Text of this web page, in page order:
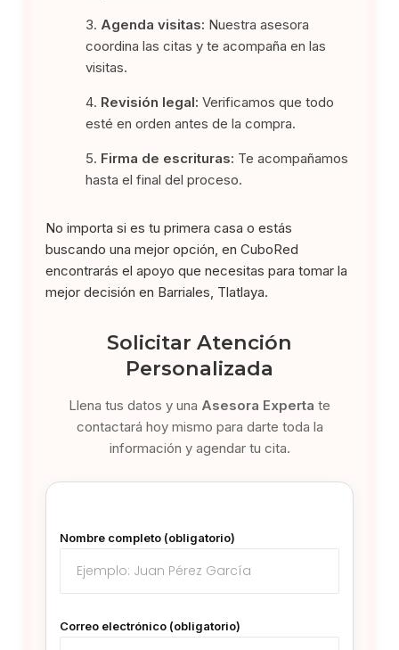
Agenda visitas: Nuestra asesora
coordina las citas y te acompaña en las
visitas.
Revisión legal: Verificamos que todo
esté en orden antes de la compra.
Firma de escrituras: Te acompañamos
hasta el final del proceso.
No importa si es tu primera casa o estás
buscando una mejor opción, en CuboRed
encontrarás el apoyo que necesitas para tomar la
mejor decisión en Barriales, Tlatlaya.
Solicitar Atención
Personalizada
Llena tus datos y una Asesora Experta te
contactará hoy mismo para darte toda la
información y agendar tu cita.
Nombre completo (obligatorio)
Correo electrónico (obligatorio)